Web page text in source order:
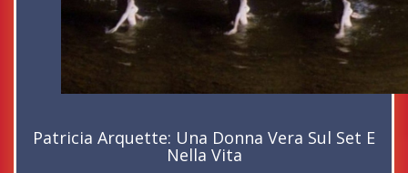
Patricia Arquette: Una Donna Vera Sul Set E
Nella Vita